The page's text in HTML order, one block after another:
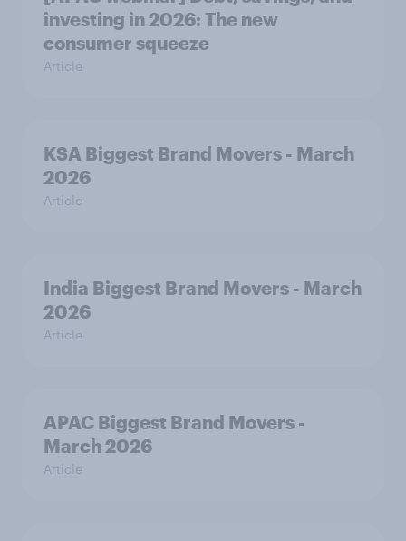
investing in 2026: The new
consumer squeeze
Article
KSA Biggest Brand Movers - March
2026
Article
India Biggest Brand Movers - March
2026
Article
APAC Biggest Brand Movers -
March 2026
Article